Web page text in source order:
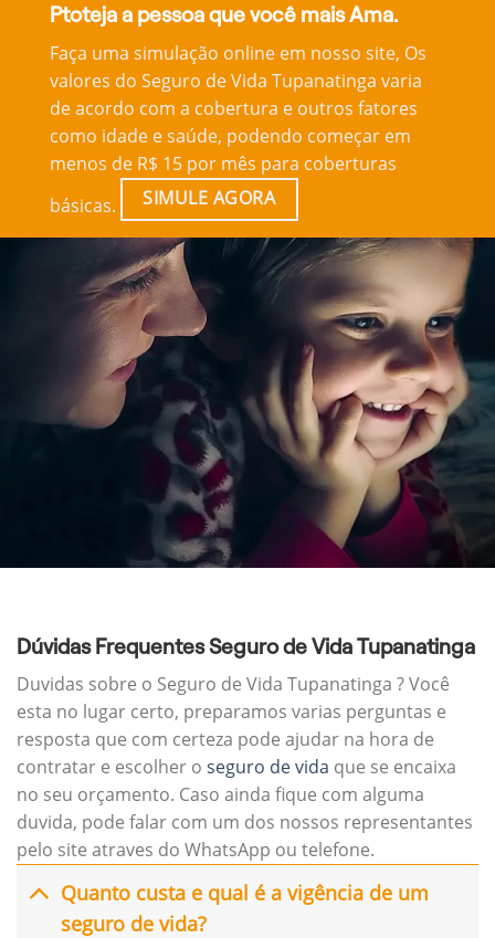
Ptoteja a pessoa que você mais Ama.
Faça uma simulação online em nosso site, Os
valores do Seguro de Vida Tupanatinga varia
de acordo com a cobertura e outros fatores
como idade e saúde, podendo começar em
menos de R$ 15 por mês para coberturas
básicas.
SIMULE AGORA
Dúvidas Frequentes Seguro de Vida Tupanatinga
Duvidas sobre o Seguro de Vida Tupanatinga ? Você
esta no lugar certo, preparamos varias perguntas e
resposta que com certeza pode ajudar na hora de
contratar e escolher o seguro de vida que se encaixa
no seu orçamento. Caso ainda fique com alguma
duvida, pode falar com um dos nossos representantes
pelo site atraves do WhatsApp ou telefone.
Quanto custa e qual é a vigência de um
seguro de vida?